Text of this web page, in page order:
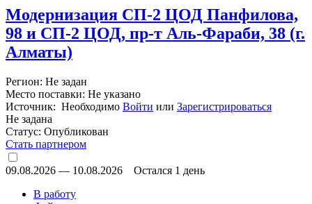
Модернизация СП-2 ЦОД Панфилова,
98 и СП-2 ЦОД, пр-т Аль-Фараби, 38 (г.
Алматы)
Регион: Не задан
Место поставки: Не указано
Источник: Необходимо Войти или Зарегистрироваться
Не задана
Статус: Опубликован
Стать партнером
09.08.2026 — 10.08.2026
Остался 1 день
В работу